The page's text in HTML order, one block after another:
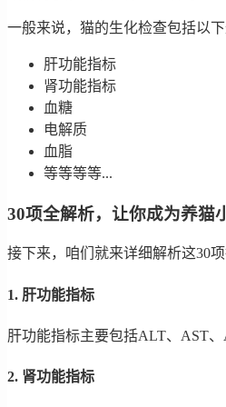
一般来说，猫的生化检查包括以下
肝功能指标
肾功能指标
血糖
电解质
血脂
等等等等...
30项全解析，让你成为养猫
接下来，咱们就来详细解析这30
1. 肝功能指标
肝功能指标主要包括ALT、AST
2. 肾功能指标